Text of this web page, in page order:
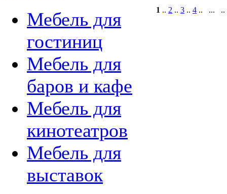
Мебель для
гостиниц
Мебель для
баров и кафе
Мебель для
кинотеатров
Мебель для
выставок
1 .. 2 .. 3 .. 4 .. ... ..